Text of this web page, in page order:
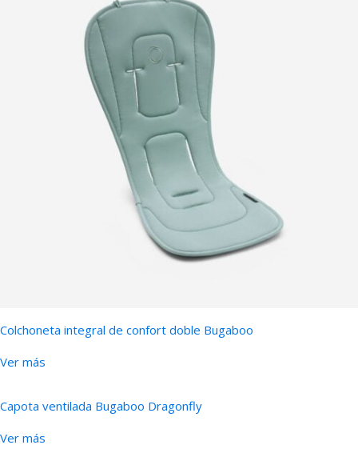
Colchoneta integral de confort doble Bugaboo
Ver más
Capota ventilada Bugaboo Dragonfly
Ver más